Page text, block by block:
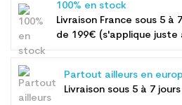
100% en stock
Livraison France sous 5
de 199€ (s'applique
Partout ailleurs en
Livraison sous 5 à 7 jours